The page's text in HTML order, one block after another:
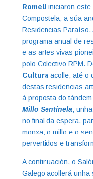
Romeü iniciaron este
Compostela, a súa
Residencias Paraíso.
programa anual de
e as artes vivas
polo Colectivo RPM.
Culturaacolle, até o
destas residencias
á proposta do
Millo Sentinela,
no final da espera,
monxa, o millo e o
pervertidos e
A continuación, o
Galego acollerá